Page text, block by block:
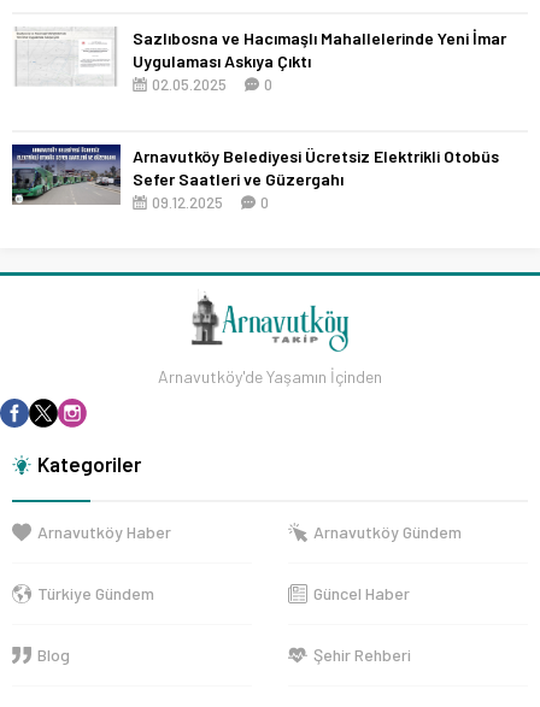
Sazlıbosna ve Hacımaşlı Mahallelerinde Yeni İmar
Uygulaması Askıya Çıktı
02.05.2025 0
Arnavutköy Belediyesi Ücretsiz Elektrikli Otobüs
Sefer Saatleri ve Güzergahı
09.12.2025 0
Arnavutköy'de Yaşamın İçinden
Kategoriler
Arnavutköy Haber Arnavutköy Gündem
Türkiye Gündem Güncel Haber
Blog Şehir Rehberi